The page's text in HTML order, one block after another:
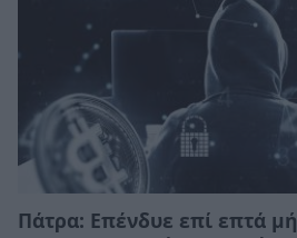
Πάτρα: Επένδυε επί επτά